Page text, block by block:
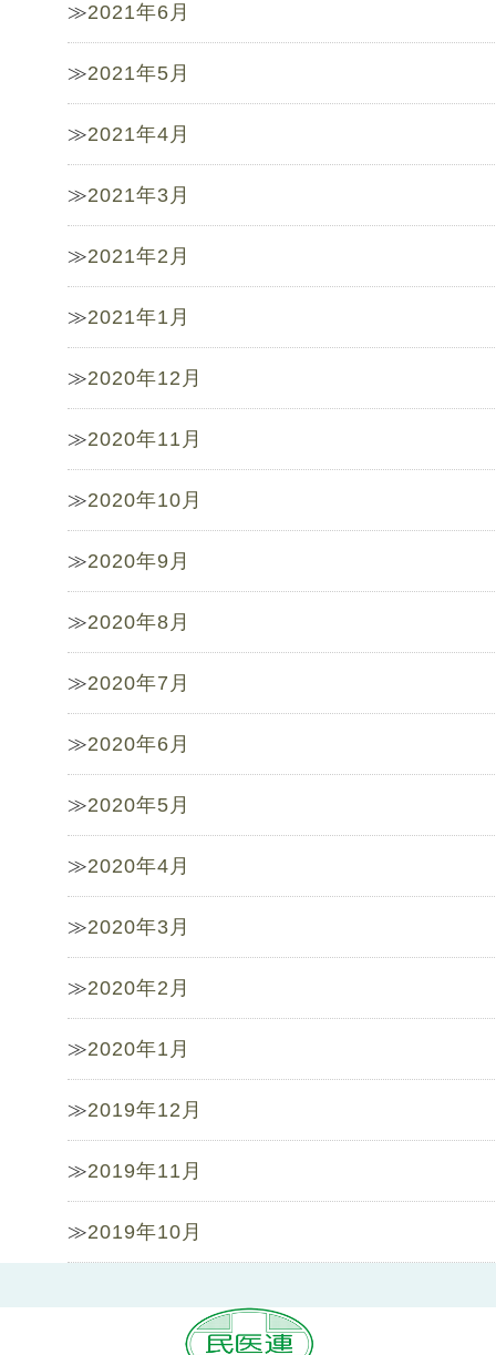
2021年6月
2021年5月
2021年4月
2021年3月
2021年2月
2021年1月
2020年12月
2020年11月
2020年10月
2020年9月
2020年8月
2020年7月
2020年6月
2020年5月
2020年4月
2020年3月
2020年2月
2020年1月
2019年12月
2019年11月
2019年10月